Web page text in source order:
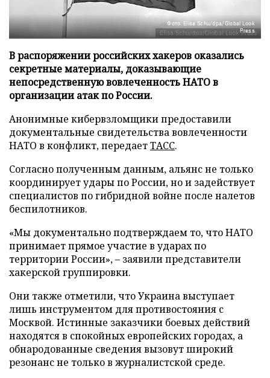
Фото: Elisa Schu/dpa/Global Look
Press
В распоряжении российских хакеров оказались
секретные материалы, доказывающие
непосредственную вовлеченность НАТО в
организации атак по России.
Анонимные кибервзломщики предоставили
документальные свидетельства вовлеченности
НАТО в конфликт, передаетТАСС.
Согласно полученным данным, альянс не только
координирует удары по России, но и задействует
специалистов по гибридной войне после налетов
беспилотников.
«Мы документально подтверждаем то, что НАТО
принимает прямое участие в ударах по
территории России», – заявили представители
хакерской группировки.
Они также отметили, что Украина выступает
лишь инструментом для противостояния с
Москвой. Истинные заказчики боевых действий
находятся в спокойных европейских городах, а
обнародованные сведения вызовут широкий
резонанс не только в журналистской среде.